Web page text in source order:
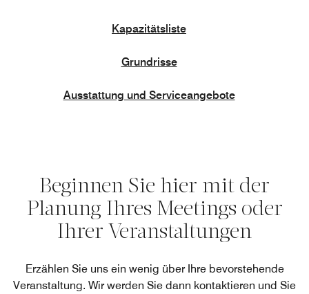
Kapazitätsliste
Grundrisse
Ausstattung und Serviceangebote
Beginnen Sie hier mit der
Planung Ihres Meetings oder
Ihrer Veranstaltungen
Erzählen Sie uns ein wenig über Ihre bevorstehende
Veranstaltung. Wir werden Sie dann kontaktieren und Sie